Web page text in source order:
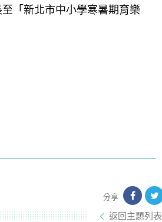
「新北市中小學寒暑期育樂
分享
返回主題列表